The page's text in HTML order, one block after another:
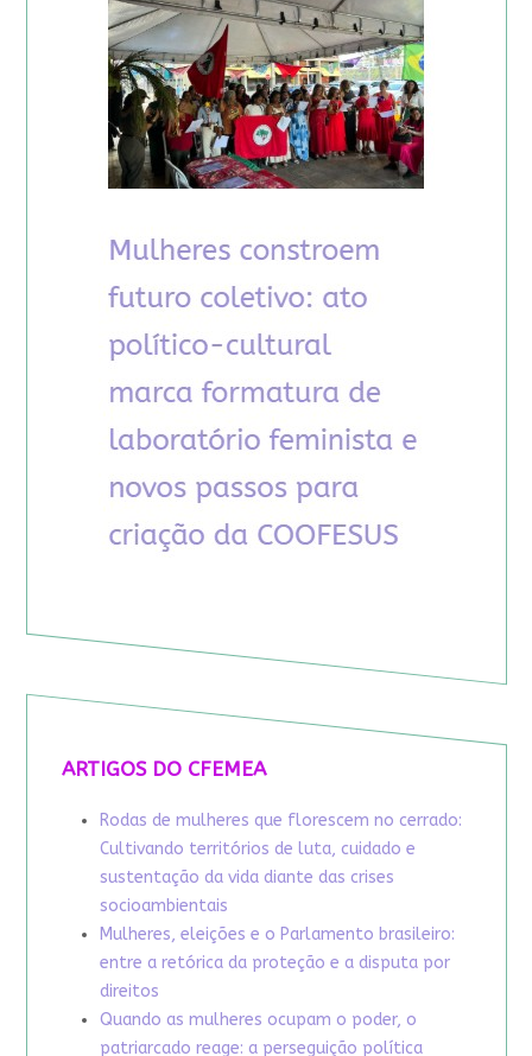
ARTIGOS DO CFEMEA
Rodas de mulheres que florescem no cerrado:
Cultivando territórios de luta, cuidado e
sustentação da vida diante das crises
socioambientais
Mulheres, eleições e o Parlamento brasileiro:
entre a retórica da proteção e a disputa por
direitos
Quando as mulheres ocupam o poder, o
patriarcado reage: a perseguição política